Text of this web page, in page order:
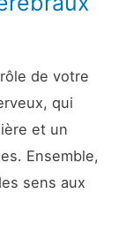
de votre
qui
et un
Ensemble,
sens aux